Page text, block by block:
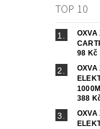
TOP 10
OXVA
98 Kč
OXVA
388
OXVA